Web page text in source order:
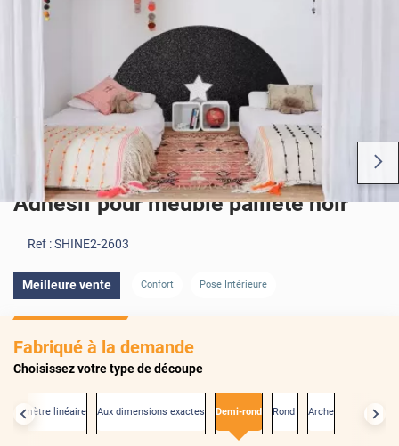
Adhésif pour meuble pailleté noir
Ref :SHINE2-2603
Meilleure vente Confort Pose Intérieure
Fabriqué à la demande
Choisissez votre type de découpe
Au mètre linéaire Aux dimensions exactes Demi-rond Rond Arche